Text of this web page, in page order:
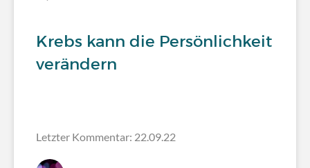
Krebs kann die Persönlichkeit
verändern
Letzter Kommentar: 22.09.22